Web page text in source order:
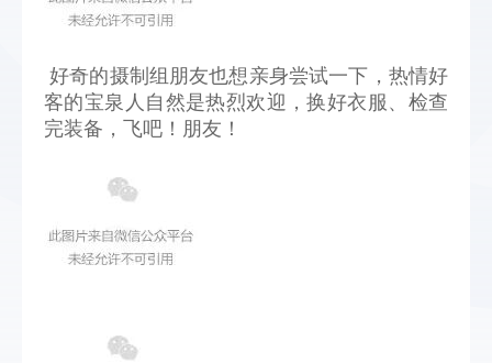
好奇的摄制组朋友也想亲身尝试一下，热情好
客的宝泉人自然是热烈欢迎，换好衣服、检查
完装备，飞吧！朋友！